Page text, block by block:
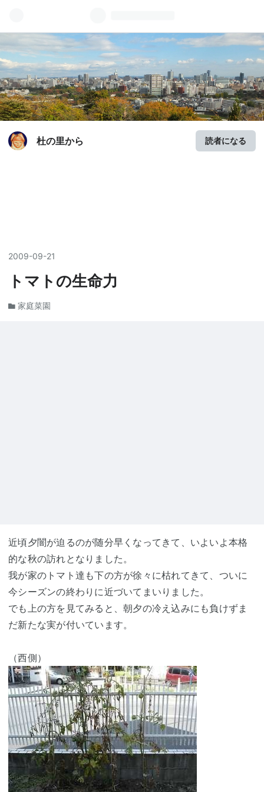
杜の里から 読者になる
2009-09-21
トマトの生命力
家庭菜園
近頃夕闇が迫るのが随分早くなってきて、いよいよ本格
的な秋の訪れとなりました。
我が家のトマト達も下の方が徐々に枯れてきて、ついに
今シーズンの終わりに近づいてまいりました。
でも上の方を見てみると、朝夕の冷え込みにも負けずま
だ新たな実が付いています。
（西側）